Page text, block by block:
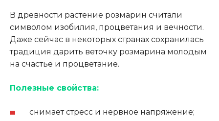
В древности растение розмарин считали
символом изобилия, процветания и вечности.
Даже сейчас в некоторых странах сохранилась
традиция дарить веточку розмарина молодым
на счастье и процветание.
Полезные свойства:
снимает стресс и нервное напряжение;